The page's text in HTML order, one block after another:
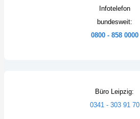
Infotelefon
bundesweit:
0800 - 858 0000
Büro Leipzig:
0341 - 303 91 70